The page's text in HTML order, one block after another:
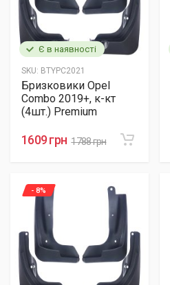
Є в наявності
SKU: BTYPC2021
Бризковики Opel
Combo 2019+, к-кт
(4шт.) Premium
1609 грн 1788 грн
- 8%